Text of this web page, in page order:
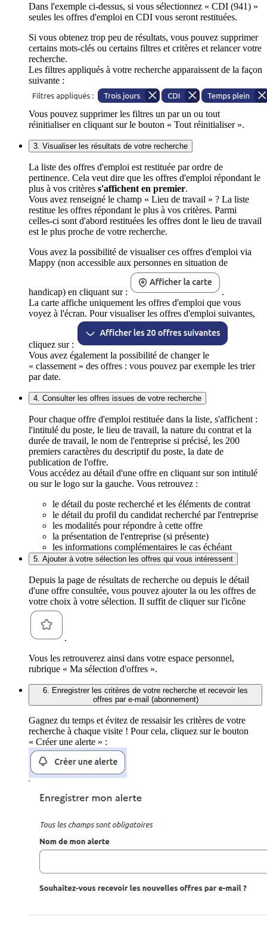
Dans l'exemple ci-dessus, si vous sélectionnez « CDI (941) »
seules les offres d'emploi en CDI vous seront restituées.
Si vous obtenez trop peu de résultats, vous pouvez supprimer
certains mots-clés ou certains filtres et critères et relancer votre
recherche.
Les filtres appliqués à votre recherche apparaissent de la façon
suivante :
Vous pouvez supprimer les filtres un par un ou tout
réinitialiser en cliquant sur le bouton « Tout réinitialiser ».
3. Visualiser les résultats de votre recherche
La liste des offres d'emploi est restituée par ordre de
pertinence. Cela veut dire que les offres d'emploi répondant le
plus à vos critères s'affichent en premier.
Vous avez renseigné le champ « Lieu de travail » ? La liste
restitue les offres répondant le plus à vos critères. Parmi
celles-ci sont d'abord restituées les offres dont le lieu de travail
est le plus proche de votre recherche.
Vous avez la possibilité de visualiser ces offres d'emploi via
Mappy (non accessible aux personnes en situation de
handicap) en cliquant sur :
.
La carte affiche uniquement les offres d'emploi que vous
voyez à l'écran. Pour visualiser les offres d'emploi suivantes,
cliquez sur :
Vous avez également la possibilité de changer le
« classement » des offres : vous pouvez par exemple les trier
par date.
4. Consulter les offres issues de votre recherche
Pour chaque offre d'emploi restituée dans la liste, s'affichent :
l'intitulé du poste, le lieu de travail, la nature du contrat et la
durée de travail, le nom de l'entreprise si précisé, les 200
premiers caractères du descriptif du poste, la date de
publication de l'offre.
Vous accédez au détail d'une offre en cliquant sur son intitulé
ou sur le logo sur la gauche. Vous retrouvez :
le détail du poste recherché et les éléments de contrat
le détail du profil du candidat recherché par l'entreprise
les modalités pour répondre à cette offre
la présentation de l'entreprise (si présente)
les informations complémentaires le cas échéant
5. Ajouter à votre sélection les offres qui vous intéressent
Depuis la page de résultats de recherche ou depuis le détail
d'une offre consultée, vous pouvez ajouter la ou les offres de
votre choix à votre sélection. Il suffit de cliquer sur l'icône
.
Vous les retrouverez ainsi dans votre espace personnel,
rubrique « Ma sélection d'offres ».
6. Enregistrer les critères de votre recherche et recevoir les
offres par e-mail (abonnement)
Gagnez du temps et évitez de ressaisir les critères de votre
recherche à chaque visite ! Pour cela, cliquez sur le bouton
« Créer une alerte » :